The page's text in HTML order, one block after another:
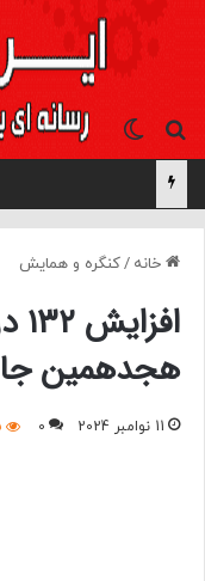
جستجو برایتغییر پوسته
خانه /کنگره و همایش
هجدهمین
11 نوامبر 2024 0